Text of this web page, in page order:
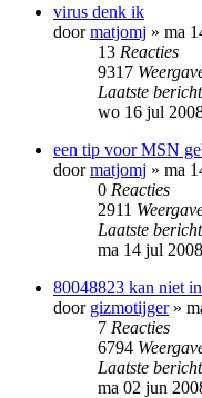
virus denk ik
doormatjomj » ma
13 Reacties
9317
Laatste bericht
wo 16 jul
een tip voor MSN
doormatjomj » ma
0 Reacties
2911
Laatste bericht
ma 14 jul
80048823 kan niet
door gizmotijger»
7 Reacties
6794
Laatste bericht
ma 02 jun